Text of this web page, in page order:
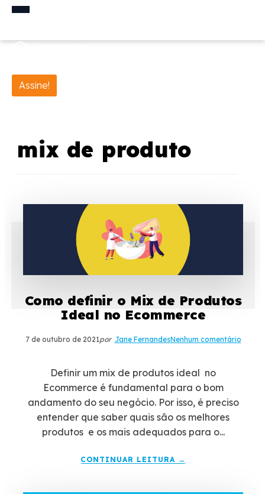
Assine!
mix de produto
Como definir o Mix de Produtos
Ideal no Ecommerce
7 de outubro de 2021por Jane FernandesNenhum comentário
Definir um mix de produtos ideal no
Ecommerce é fundamental para o bom
andamento do seu negócio. Por isso, é preciso
entender que saber quais são os melhores
produtos e os mais adequados para o...
CONTINUAR LEITURA →